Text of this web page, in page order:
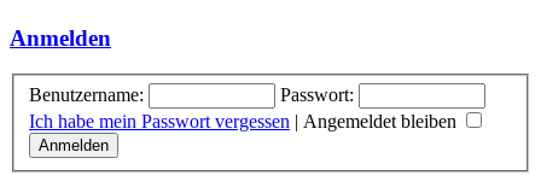
Anmelden
Benutzername:
Passwort:
Ich habe mein Passwort vergessen | Angemeldet bleiben